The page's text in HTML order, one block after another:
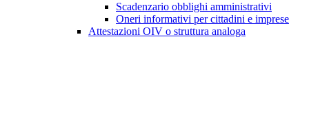
Scadenzario obblighi amministrativi
Oneri informativi per cittadini e imprese
Attestazioni OIV o struttura analoga